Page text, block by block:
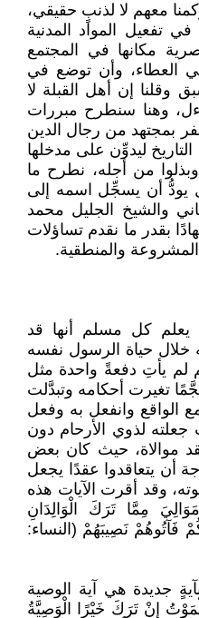
معهم لا لذنبٍ حقيقي،
في تفعيل المواد المدنية
مكانها في المجتمع
العطاء، وأن توضع في
وقلنا إن أهل القبلة لا
وهنا سنطرح مبررات
بمجتهد من رجال الدين
ليدوِّن على مدخلها
من أجله، نطرح ما
يودُّ أن يسجِّل اسمه إلى
والشيخ الجليل محمد
بقدر ما نقدم تساؤلات
والمنطقية.
كل مسلم أنها قد
خلال حياة الرسول نفسه
لم يأتِ دفعةً واحدة مثل
تغيرت أحكامه وتبدَّلت
الواقع وانفعل به وفعل
جعلته لذوي الأرحام دون
موالاة، حيث كان بعض
أن يتعاقدوا عقدًا يجعل
وقد أقرت الآيات هذه
مِمَّا تَرَكَ الْوَالِدَانِ
فَآتُوهُمْ نَصِيبَهُمْ (النساء:
جديدة هي آية الوصية
إِنْ تَرَكَ خَيْرًا الْوَصِيَّةُ